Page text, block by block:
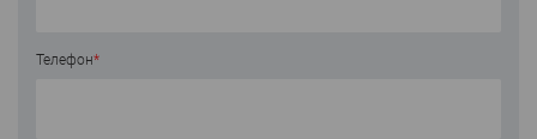
Телефон*